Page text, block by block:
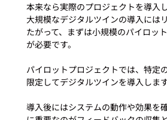
本来なら実際のプロジェクトを導入
大規模なデジタルツインの導入には
たがって、まずは小規模のパイロッ
が必要です。
パイロットプロジェクトでは、特定
限定してデジタルツインを導入します
導入後にはシステムの動作や効果を